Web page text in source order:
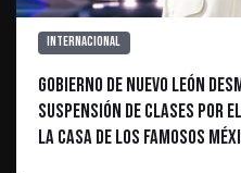
Internacional
Gobierno de Nuevo León
suspensión de clases por
La Casa de los Famosos